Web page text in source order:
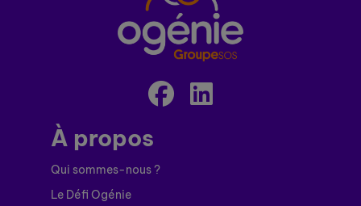
À propos
Qui sommes-nous ?
Le Défi Ogénie